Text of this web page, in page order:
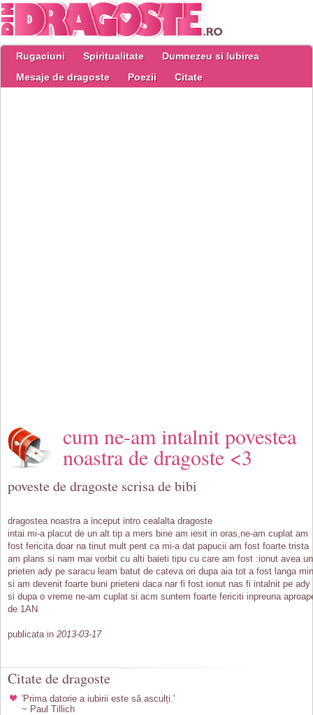
Rugaciuni Spiritualitate
Dumnezeu si Iubirea
Mesaje de dragoste
Poezii Citate
cum ne-am intalnit povestea
noastra de dragoste <3
poveste de dragoste scrisa de bibi
dragostea noastra a inceput intro cealalta dragoste
intai mi-a placut de un alt tip a mers bine am iesit in oras,ne-am cuplat am
fost fericita doar na tinut mult pent ca mi-a dat papucii am fost foarte trista
am plans si nam mai vorbit cu alti baieti tipu cu care am fost :ionut avea un
prieten ady pe saracu leam batut de cateva ori dupa aia tot a fost langa
si am devenit foarte buni prieteni daca nar fi fost ionut nas fi intalnit pe ady
si dupa o vreme ne-am cuplat si acm suntem foarte fericiti inpreuna
de 1AN
publicata in 2013-03-17
Citate de dragoste
'Prima datorie a iubirii este să asculți.'
~ Paul Tillich